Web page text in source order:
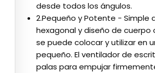
desde todos los ángulos.
2.Pequeño y Potente - Simple
hexagonal y diseño de
se puede colocar y utilizar en
pequeño. El ventilador de
palas para empujar